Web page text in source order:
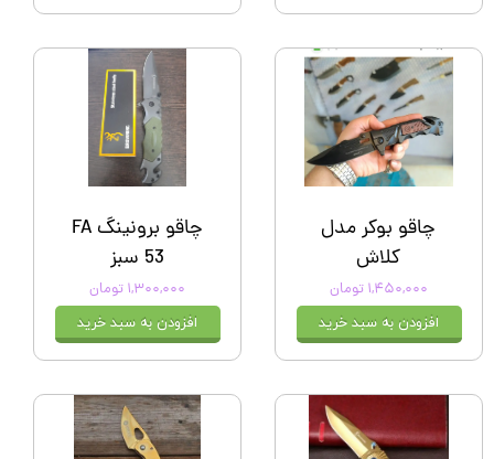
چاقو بوکر مدل
کلاش
۱,۴۵۰,۰۰۰ تومان
افزودن به سبد خرید
چاقو برونینگ FA
53 سبز
۱,۳۰۰,۰۰۰ تومان
افزودن به سبد خرید